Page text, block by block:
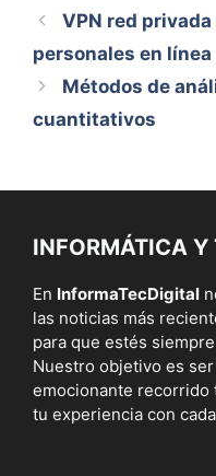
VPN red
personales en línea
Métodos de
cuantitativos
INFORMÁTICA Y
En InformaTecDigital
las noticias más
para que estés
Nuestro objetivo es
emocionante recorrido
tu experiencia con